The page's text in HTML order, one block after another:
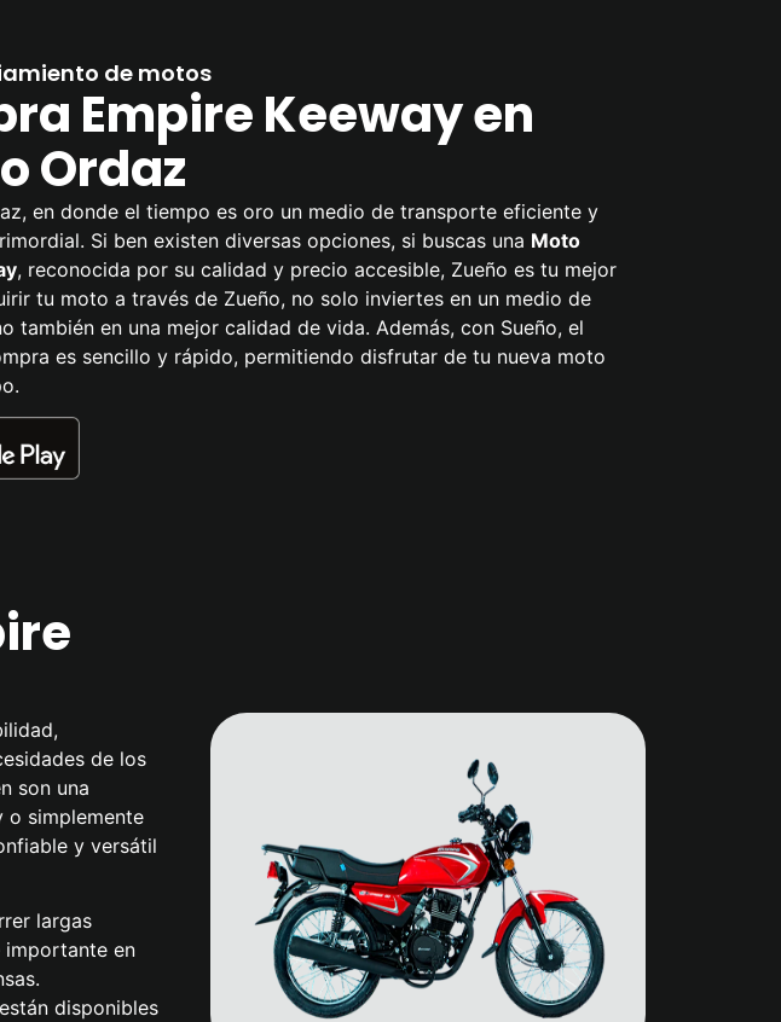
de motos
Empire Keeway en
Ordaz
en donde el tiempo es oro un medio de transporte eficiente y
Si ben existen diversas opciones, si buscas una Moto
, reconocida por su calidad y precio accesible, Zueño es tu mejor
tu moto a través de Zueño, no solo inviertes en un medio de
también en una mejor calidad de vida. Además, con Sueño, el
es sencillo y rápido, permitiendo disfrutar de tu nueva moto
de los
son una
o simplemente
y versátil
largas
importante en
están disponibles